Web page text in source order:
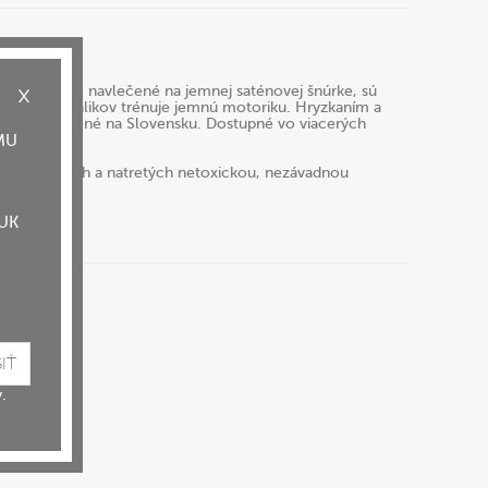
farbách, navlečené na jemnej saténovej šnúrke, sú
korálikov trénuje jemnú motoriku. Hryzkaním a
vyrobené na Slovensku. Dostupné vo viacerých
a natretých netoxickou, nezávadnou